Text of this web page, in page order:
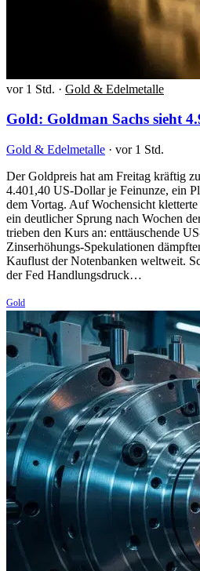
vor 1 Std. · Gold & Edelmetalle
Gold: Goldman Sachs sieht
Gold & Edelmetalle · vor 1 Std.
Der Goldpreis hat am Freitag kräftig
4.401,40 US-Dollar je Feinunze, ein
dem Vortag. Auf Wochensicht
ein deutlicher Sprung nach Wochen
trieben den Kurs an: enttäuschende
Zinserhöhungs-Spekulationen
Kauflust der Notenbanken weltweit.
der Fed Handlungsdruck…
Gold